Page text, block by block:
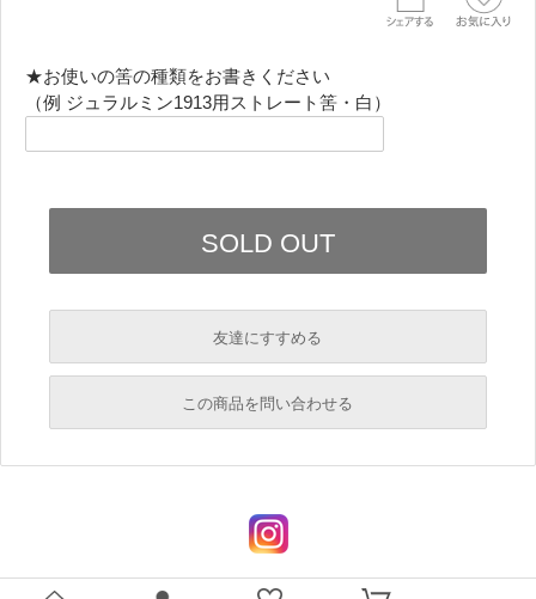
★お使いの筈の種類をお書きください
（例 ジュラルミン1913用ストレート筈・白）
友達にすすめる
必須
必須
この商品を問い合わせる